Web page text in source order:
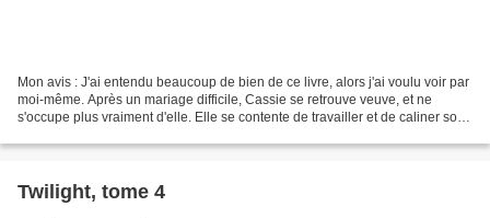
Mon avis : J'ai entendu beaucoup de bien de ce livre, alors j'ai voulu voir par
moi-même. Après un mariage difficile, Cassie se retrouve veuve, et ne
s'occupe plus vraiment d'elle. Elle se contente de travailler et de caliner son
Twilight, tome 4